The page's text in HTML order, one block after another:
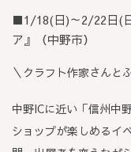
■1/18(日)～2/22日(
ア』（中野市）
＼クラフト作家さんと
中野ICに近い「信州中
ショップが楽しめるイ